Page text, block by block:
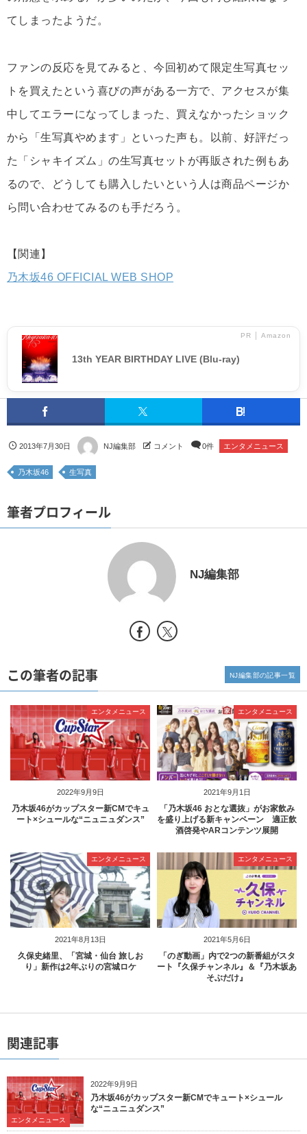
てしまったようだ。
ファンの反応を見てみると、今回初めて限定生写真セッ
トを買えたという喜びの声がある一方で、アクセスが集
中してエラーになってしまった、買えなかったショック
から「生写真やめます」といった声も。以前、好評だっ
た「シャキイズム」の生写真セットが再販された例もあ
るので、どうしても購入したいという人は商品ページか
ら問い合わせてみるのも手だろう。
【関連】
乃木坂46 OFFICIAL WEB SHOP
PR │ Amazon
13th YEAR BIRTHDAY LIVE (Blu-ray)
2013年7月30日 NJ編集部 コメント 0件 エンタメニュース
乃木坂46 生写真
筆者プロフィール
NJ編集部
この筆者の記事
2022年9月9日
エンタメニュース
乃木坂46がカップスター新CMでキュ
ート×シュールな“ニュニュダンス”
2021年9月1日
エンタメニュース
「乃木坂46 おとな選抜」がお家飲み
を盛り上げる新キャンペーン 適正飲
酒啓発やARコンテンツ展開
2021年8月13日
エンタメニュース
久保史緒里、「宮城・仙台 旅しお
り」新作は2年ぶりの宮城ロケ
2021年5月6日
エンタメニュース
「のぎ動画」内で2つの新番組がスタ
ート『久保チャンネル』＆『乃木坂あ
そぶだけ』
NJ編集部の記事一覧
関連記事
2022年9月9日
エンタメニュース
乃木坂46がカップスター新CMでキュート×シュール
な“ニュニュダンス”